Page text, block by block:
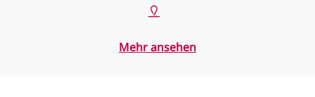
Mehr ansehen